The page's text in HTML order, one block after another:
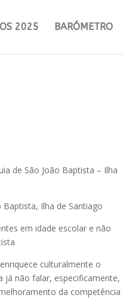
2025 BARÓMETRO
de São João Baptista – Ilha
Baptista, Ilha de Santiago
em idade escolar e não
culturalmente o
já não falar, especificamente,
da competência